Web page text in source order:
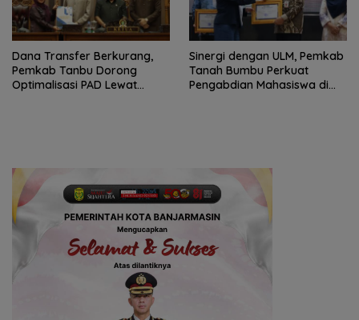
Dana Transfer Berkurang,
Pemkab Tanbu Dorong
Optimalisasi PAD Lewat
Sinergi dengan ULM, Pemkab
Tanah Bumbu Perkuat
Pengabdian Mahasiswa di